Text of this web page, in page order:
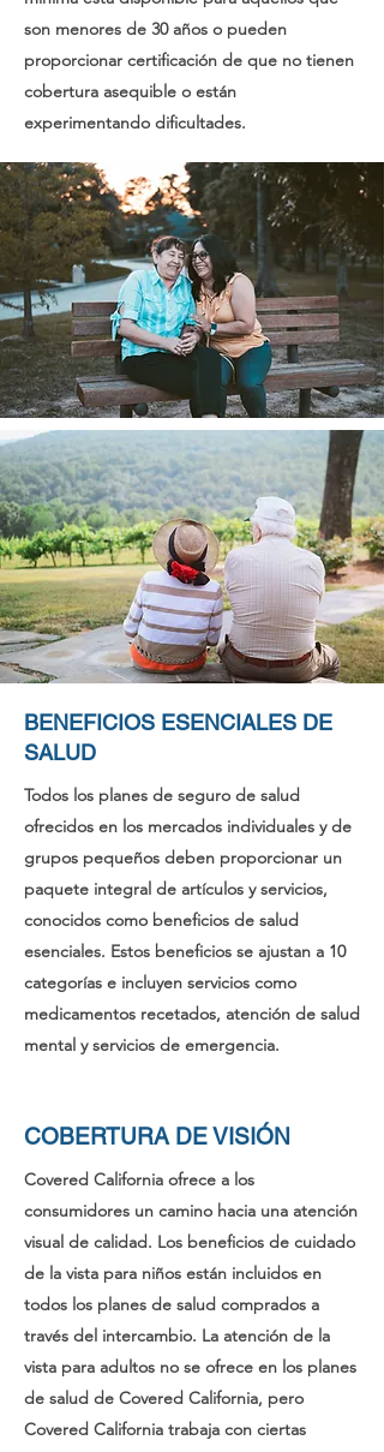
son menores de 30 años o pueden
proporcionar certificación de que no tienen
cobertura asequible o están
experimentando dificultades.
BENEFICIOS ESENCIALES DE
SALUD
Todos los planes de seguro de salud
ofrecidos en los mercados individuales y de
grupos pequeños deben proporcionar un
paquete integral de artículos y servicios,
conocidos como beneficios de salud
esenciales. Estos beneficios se ajustan a 10
categorías e incluyen servicios como
medicamentos recetados, atención de salud
mental y servicios de emergencia.
COBERTURA DE VISIÓN
Covered California ofrece a los
consumidores un camino hacia una atención
visual de calidad. Los beneficios de cuidado
de la vista para niños están incluidos en
todos los planes de salud comprados a
través del intercambio. La atención de la
vista para adultos no se ofrece en los planes
de salud de Covered California, pero
Covered California trabaja con ciertas